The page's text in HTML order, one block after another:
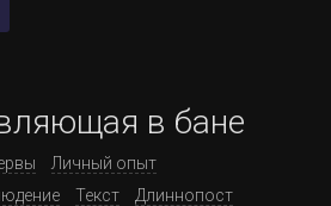
в бане
Личный опыт
Текст Длиннопост